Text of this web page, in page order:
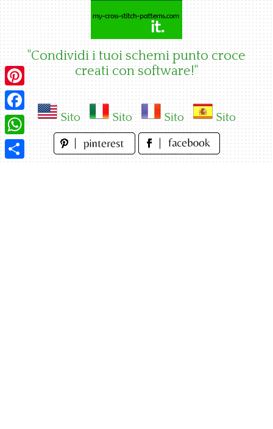
"Condividi i tuoi schemi punto croce
creati con software!"
Sito Sito Sito Sito
Pinterest
Facebook
WhatsApp